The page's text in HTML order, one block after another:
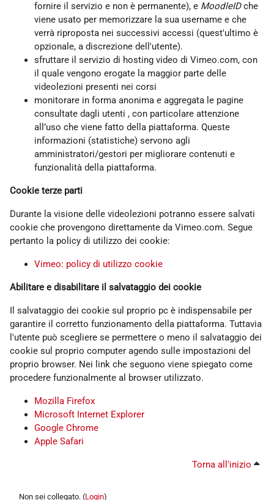
fornire il servizio e non è permanente), e MoodleIDche
viene usato per memorizzare la sua username e che
verrà riproposta nei successivi accessi (quest'ultimo è
opzionale, a discrezione dell'utente).
sfruttare il servizio di hosting video di Vimeo.com, con
il quale vengono erogate la maggior parte delle
videolezioni presenti nei corsi
monitorare in forma anonima e aggregata le pagine
consultate dagli utenti , con particolare attenzione
all’uso che viene fatto della piattaforma. Queste
informazioni (statistiche) servono agli
amministratori/gestori per migliorare contenuti e
funzionalità della piattaforma.
Cookie terze parti
Durante la visione delle videolezioni potranno essere salvati
cookie che provengono direttamente da Vimeo.com. Segue
pertanto la policy di utilizzo dei cookie:
Vimeo: policy di utilizzo cookie
Abilitare e disabilitare il salvataggio dei cookie
Il salvataggio dei cookie sul proprio pc è indispensabile per
garantire il corretto funzionamento della piattaforma. Tuttavia
l'utente può scegliere se permettere o meno il salvataggio dei
cookie sul proprio computer agendo sulle impostazioni del
proprio browser. Nei link che seguono viene spiegato come
procedere funzionalmente al browser utilizzato.
Mozilla Firefox
Microsoft Internet Explorer
Google Chrome
Apple Safari
Torna all'inizio
Non sei collegato. (Login)